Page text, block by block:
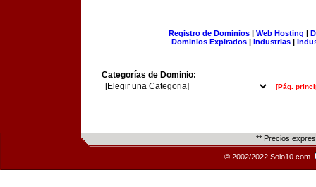
Registro de Dominios| Web Hosting |
Dominios Expirados | Industrias |
Categorías de Dominio:
[Pág.
** Precios
© 2002/2022 Solo10.com